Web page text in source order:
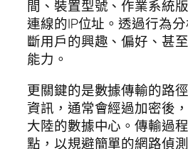
間、裝置型號、作業系統
連線的IP位址。透過行為
斷用戶的興趣、偏好、甚
能力。
更關鍵的是數據傳輸的路
資訊，通常會經過加密後
大陸的數據中心。傳輸過
點，以規避簡單的網路偵